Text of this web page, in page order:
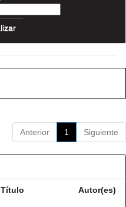
Anterior 1 Siguiente
Título Autor(es)